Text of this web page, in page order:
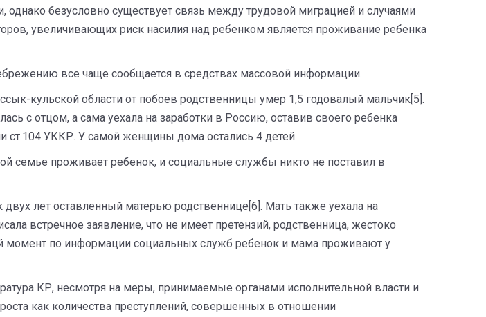
безусловно существует связь между трудовой миграцией и случаями
увеличивающих риск насилия над ребенком является проживание ребенка
все чаще сообщается в средствах массовой информации.
кульской области от побоев родственницы умер 1,5 годовалый мальчик[5].
с отцом, а сама уехала на заработки в Россию, оставив своего ребенка
ст.104 УККР. У самой женщины дома остались 4 детей.
семье проживает ребенок, и социальные службы никто не поставил в
лет оставленный матерью родственнице[6]. Мать также уехала на
встречное заявление, что не имеет претензий, родственница, жестоко
момент по информации социальных служб ребенок и мама проживают у
КР, несмотря на меры, принимаемые органами исполнительной власти и
как количества преступлений, совершенных в отношении